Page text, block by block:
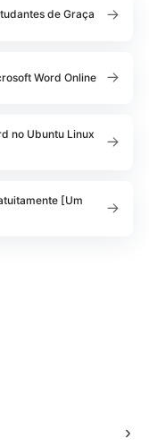
de Graça
Word Online
no Ubuntu Linux
[Um